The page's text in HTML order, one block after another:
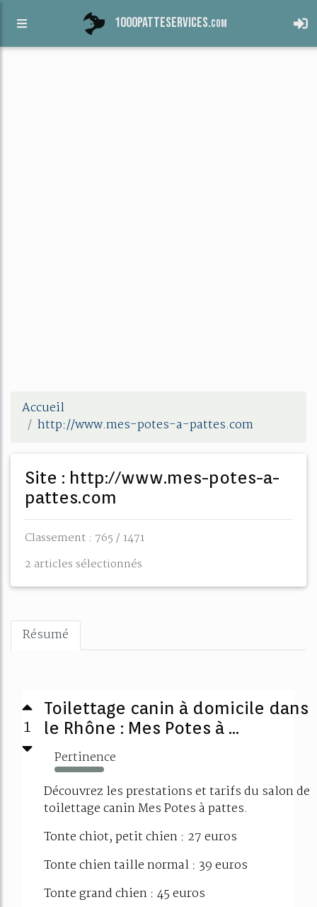
1000patteservices.com
Accueil
http://www.mes-potes-a-pattes.com
Site : http://www.mes-potes-a-
pattes.com
Classement : 765 / 1471
2 articles sélectionnés
Résumé
1
Toilettage canin à domicile dans
le Rhône : Mes Potes à ...
Pertinence
537%
Découvrez les prestations et tarifs du salon de
toilettage canin Mes Potes à pattes.
Tonte chiot, petit chien : 27 euros
Tonte chien taille normal : 39 euros
Tonte grand chien : 45 euros